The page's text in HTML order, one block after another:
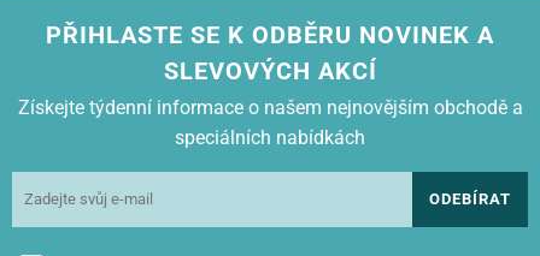
PŘIHLASTE SE K ODBĚRU NOVINEK A
SLEVOVÝCH AKCÍ
Získejte týdenní informace o našem nejnovějším obchodě a
speciálních nabídkách
ODEBÍRAT